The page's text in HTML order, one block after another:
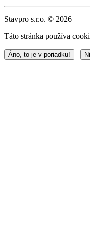
Stavpro s.r.o. © 2026
Táto stránka používa
Áno, to je v poriadku!